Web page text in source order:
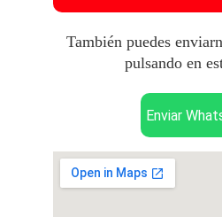
Enviar
También puedes
pulsando en